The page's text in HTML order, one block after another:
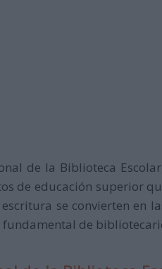
de la Biblioteca
de educación superior
se convierten en
de